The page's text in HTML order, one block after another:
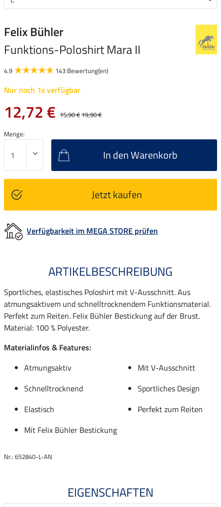
Felix Bühler
Funktions-Poloshirt Mara II
4.9 143 Bewertung(en)
Nur noch 1x verfügbar
12,72 € 15,90 €19,90 €
Menge:
In den Warenkorb
Jetzt kaufen
Verfügbarkeit im MEGA STORE prüfen
ARTIKELBESCHREIBUNG
Sportliches, elastisches Poloshirt mit V-Ausschnitt. Aus
atmungsaktivem und schnelltrocknendem Funktionsmaterial.
Perfekt zum Reiten. Felix Bühler Bestickung auf der Brust.
Material: 100 % Polyester.
Materialinfos & Features:
Atmungsaktiv
Mit V-Ausschnitt
Schnelltrocknend
Sportliches Design
Elastisch
Perfekt zum Reiten
Mit Felix Bühler Bestickung
Nr.: 652840-L-AN
EIGENSCHAFTEN